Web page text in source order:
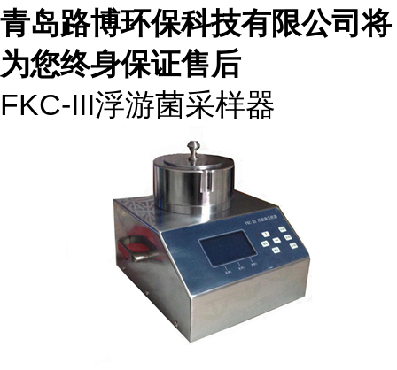
青岛路博环保科技有限公司将
为您终身保证售后
FKC-III浮游菌采样器